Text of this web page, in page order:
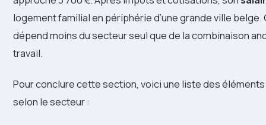
logement familial en périphérie d’une grande ville
dépend moins du secteur seul que de la combinaison
travail.
Pour conclure cette section, voici une liste des
selon le secteur :